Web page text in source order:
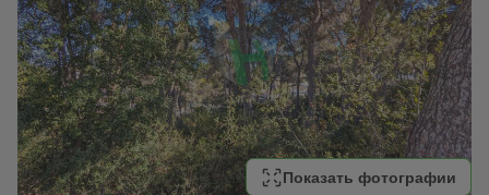
Показать фотографии